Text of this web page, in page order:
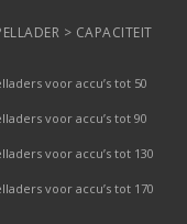
> CAPACITEIT
voor accu’s tot 50
voor accu’s tot 90
voor accu’s tot 130
voor accu’s tot 170